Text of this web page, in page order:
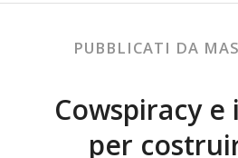
PUBBLICATI DA
Cowspiracy
per